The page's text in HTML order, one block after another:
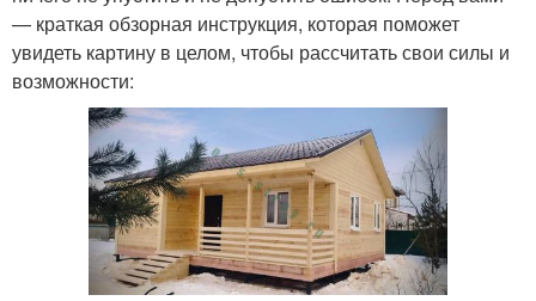
— краткая обзорная инструкция, которая поможет
увидеть картину в целом, чтобы рассчитать свои силы и
возможности: